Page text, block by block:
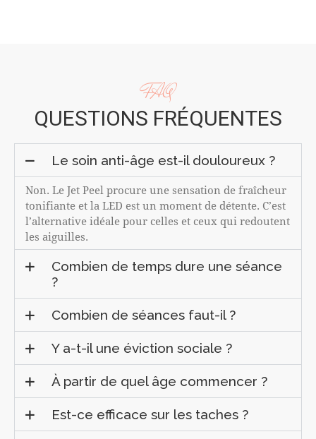
FAQ
QUESTIONS FRÉQUENTES
Le soin anti-âge est-il douloureux ?
Non. Le Jet Peel procure une sensation de fraîcheur
tonifiante et la LED est un moment de détente. C’est
l’alternative idéale pour celles et ceux qui redoutent
les aiguilles.
Combien de temps dure une séance
?
Combien de séances faut-il ?
Y a-t-il une éviction sociale ?
À partir de quel âge commencer ?
Est-ce efficace sur les taches ?